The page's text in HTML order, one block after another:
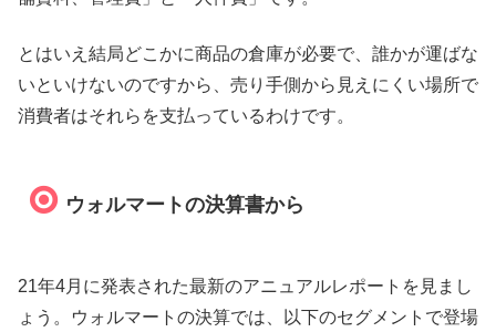
とはいえ結局どこかに商品の倉庫が必要で、誰かが運ばな
いといけないのですから、売り手側から見えにくい場所で
消費者はそれらを支払っているわけです。
ウォルマートの決算書から
21年4月に発表された最新のアニュアルレポートを見まし
ょう。ウォルマートの決算では、以下のセグメントで登場